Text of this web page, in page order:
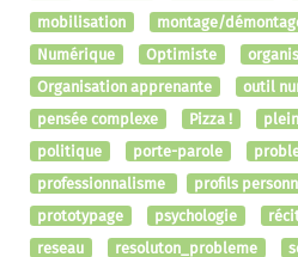
mobilisation
montage/
Numérique
Optimiste
Organisation apprenante
outil
pensée complexe
Pizza !
politique
porte-parole
professionnalisme
profils
prototypage
psychologie
reseau
resoluton_probleme